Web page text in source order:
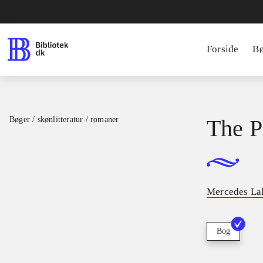
Forside
Bøger / skønlitteratur / romaner The
Mercedes
Bog